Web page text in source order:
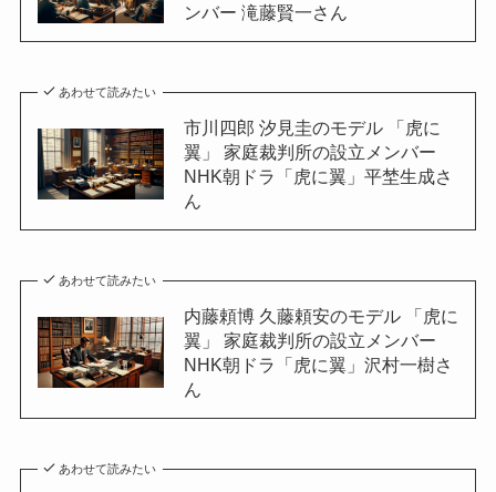
ンバー 滝藤賢一さん
あわせて読みたい
市川四郎 汐見圭のモデル 「虎に
翼」 家庭裁判所の設立メンバー
NHK朝ドラ「虎に翼」平埜生成さ
ん
あわせて読みたい
内藤頼博 久藤頼安のモデル 「虎に
翼」 家庭裁判所の設立メンバー
NHK朝ドラ「虎に翼」沢村一樹さ
ん
あわせて読みたい